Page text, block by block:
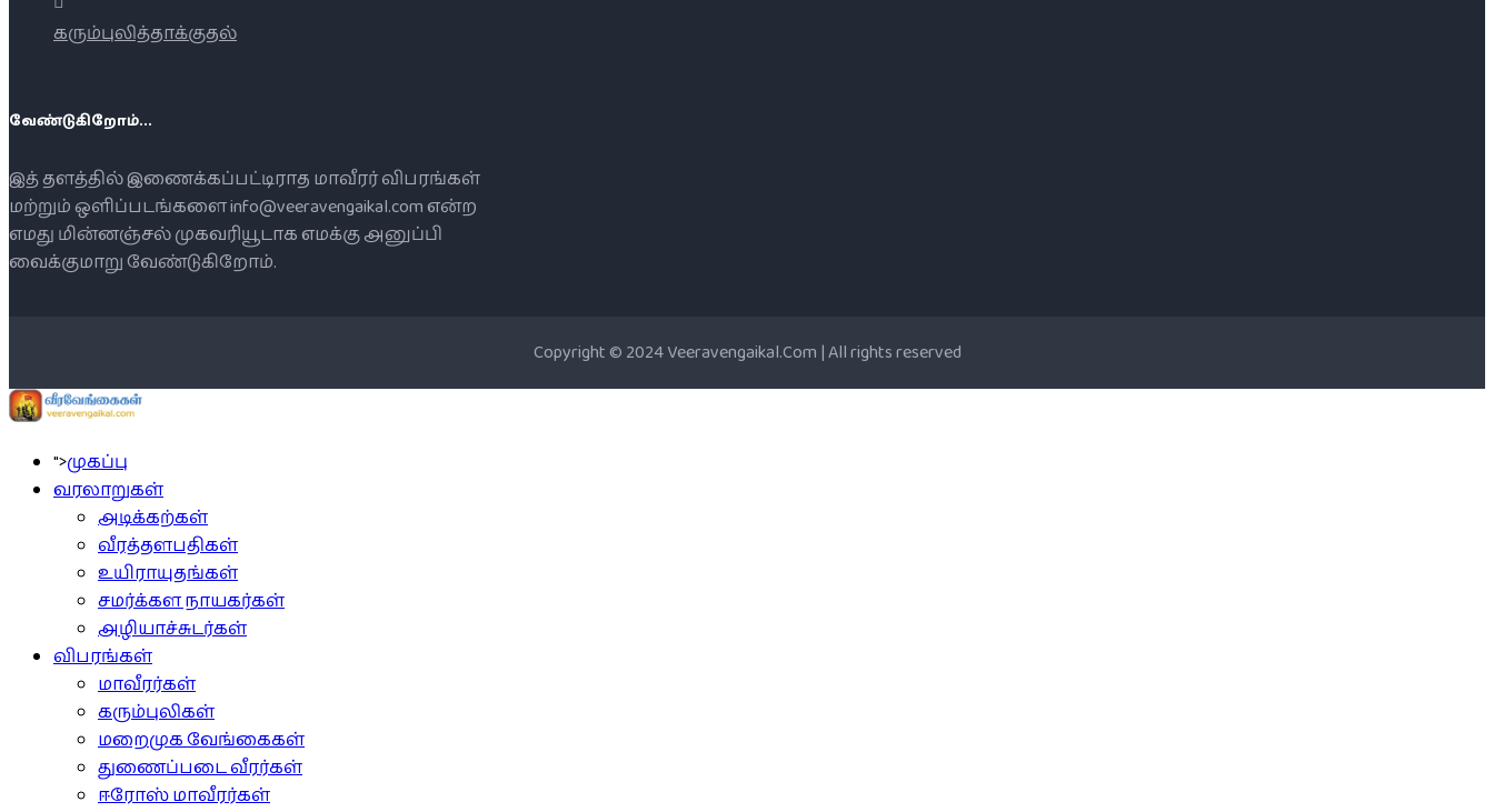
கரும்புலித்தாக்குதல்
வேண்டுகிறோம்...
இத் தளத்தில் இணைக்கப்பட்டிராத மாவீரர் விபரங்கள்
மற்றும் ஒளிப்படங்களை info@veeravengaikal.com என்ற
எமது மின்னஞ்சல் முகவரியூடாக எமக்கு அனுப்பி
வைக்குமாறு வேண்டுகிறோம்.
Copyright © 2024 Veeravengaikal.Com | All rights reserved
">முகப்பு
வரலாறுகள்
அடிக்கற்கள்
வீரத்தளபதிகள்
உயிராயுதங்கள்
சமர்க்கள நாயகர்கள்
அழியாச்சுடர்கள்
விபரங்கள்
மாவீரர்கள்
கரும்புலிகள்
மறைமுக வேங்கைகள்
துணைப்படை வீரர்கள்
ஈரோஸ் மாவீரர்கள்